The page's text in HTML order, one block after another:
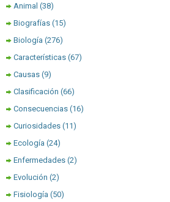
Animal (38)
Biografías (15)
Biología (276)
Características (67)
Causas (9)
Clasificación (66)
Consecuencias (16)
Curiosidades (11)
Ecología (24)
Enfermedades (2)
Evolución (2)
Fisiología (50)